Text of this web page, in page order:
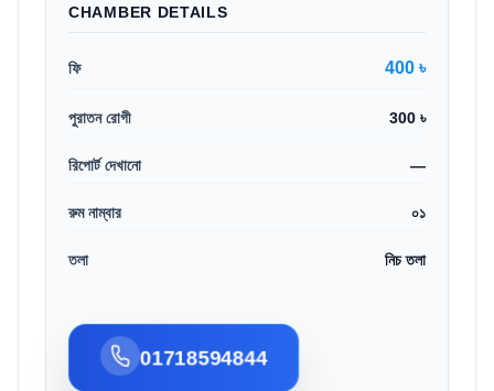
CHAMBER DETAILS
ফি 400 ৳
পুরাতন রোগী 300 ৳
রিপোর্ট দেখানো —
রুম নাম্বার ০১
তলা নিচ তলা
01718594844